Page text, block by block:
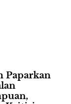
Paparkan